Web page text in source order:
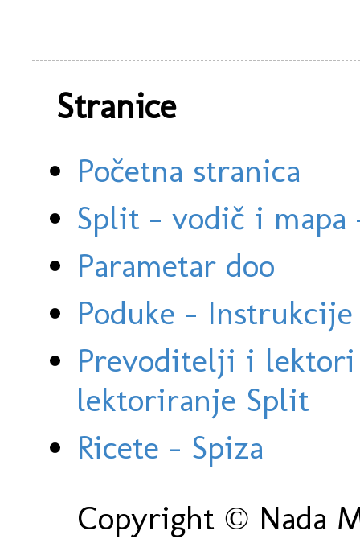
Stranice
Početna stranica
Split - vodič i
Parametar doo
Poduke -
Prevoditelji i
lektoriranje Split
Ricete - Spiza
Copyright © Nada